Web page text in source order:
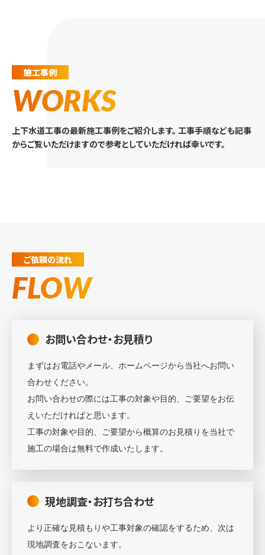
施工事例
WORKS
上下水道工事の最新施工事例をご紹介します。 工事手順なども記事
からご覧いただけますので参考としていただければ幸いです。
ご依頼の流れ
FLOW
お問い合わせ・お見積り
まずはお電話やメール、ホームページから当社へお問い
合わせください。
お問い合わせの際には工事の対象や目的、ご要望をお伝
えいただければと思います。
工事の対象や目的、ご要望から概算のお見積りを当社で
施工の場合は無料で作成いたします。
現地調査・お打ち合わせ
より正確な見積もりや工事対象の確認をするため、次は
現地調査をおこないます。